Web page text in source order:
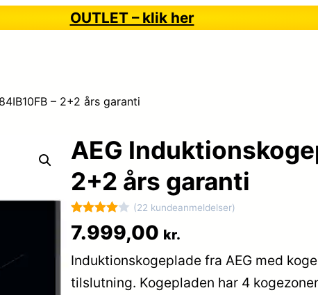
OUTLET – klik her
– 2+2 års garanti
AEG
2+2 års garanti
Bedømt
som4
ud af 5
baseret
22
(22 kundeanmeldelser)
7.999,00 kr.
Induktionskogeplade fra AEG med
tilslutning. Kogepladen har 4